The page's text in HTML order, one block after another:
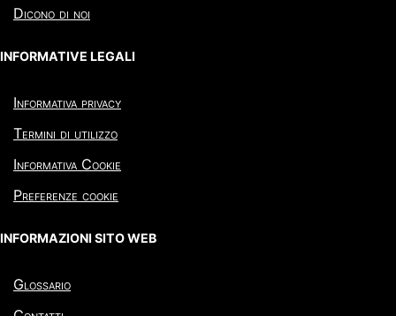
Dicono di noi
INFORMATIVE LEGALI
Informativa privacy
Termini di utilizzo
Informativa Cookie
Preferenze cookie
INFORMAZIONI SITO WEB
Glossario